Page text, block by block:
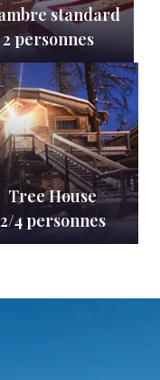
standard
2 personnes
Tree House
2/4 personnes